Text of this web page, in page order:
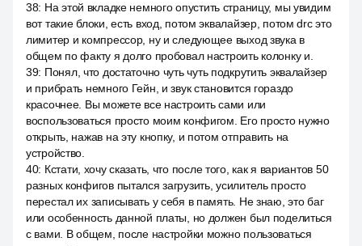
38: На этой вкладке немного опустить страницу, мы увидим
вот такие блоки, есть вход, потом эквалайзер, потом drc это
лимитер и компрессор, ну и следующее выход звука в
общем по факту я долго пробовал настроить колонку и.
39: Понял, что достаточно чуть чуть подкрутить эквалайзер
и прибрать немного Гейн, и звук становится гораздо
красочнее. Вы можете все настроить сами или
воспользоваться просто моим конфигом. Его просто нужно
открыть, нажав на эту кнопку, и потом отправить на
устройство.
40: Кстати, хочу сказать, что после того, как я вариантов 50
разных конфигов пытался загрузить, усилитель просто
перестал их записывать у себя в память. Не знаю, это баг
или особенность данной платы, но должен был поделиться
с вами. В общем, после настройки можно пользоваться